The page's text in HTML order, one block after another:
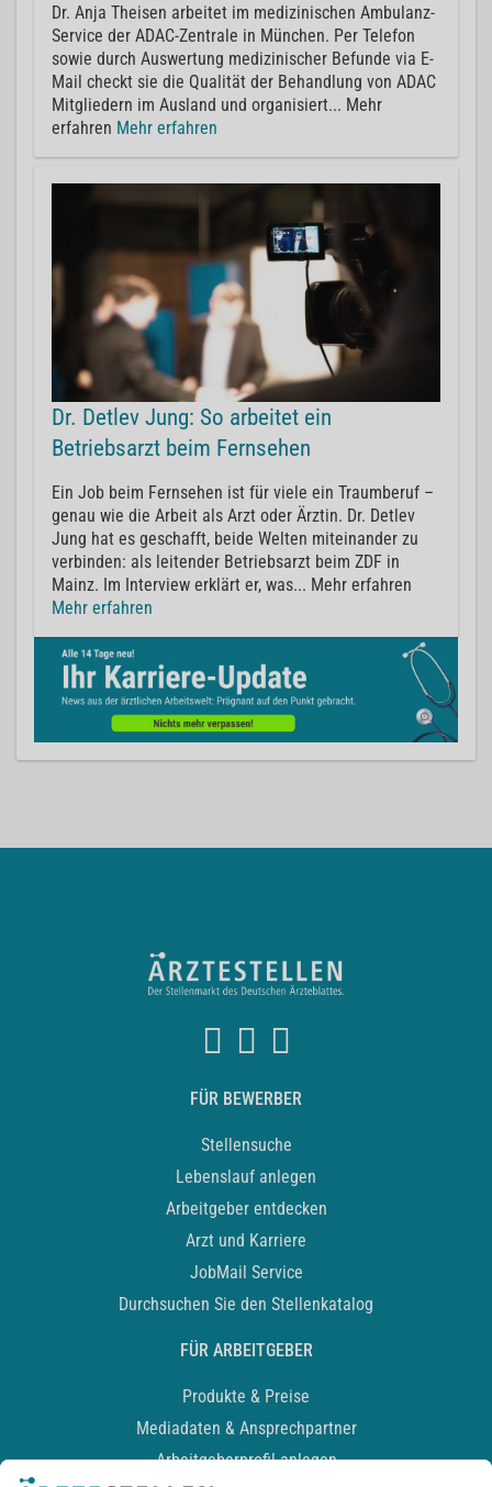
Dr. Anja Theisen arbeitet im medizinischen Ambulanz-
Service der ADAC-Zentrale in München. Per Telefon
sowie durch Auswertung medizinischer Befunde via E-
Mail checkt sie die Qualität der Behandlung von ADAC
Mitgliedern im Ausland und organisiert... Mehr
erfahren Mehr erfahren
Dr. Detlev Jung: So arbeitet ein
Betriebsarzt beim Fernsehen
Ein Job beim Fernsehen ist für viele ein Traumberuf –
genau wie die Arbeit als Arzt oder Ärztin. Dr. Detlev
Jung hat es geschafft, beide Welten miteinander zu
verbinden: als leitender Betriebsarzt beim ZDF in
Mainz. Im Interview erklärt er, was... Mehr erfahren
Mehr erfahren
FÜR BEWERBER
Stellensuche
Lebenslauf anlegen
Arbeitgeber entdecken
Arzt und Karriere
JobMail Service
Durchsuchen Sie den Stellenkatalog
FÜR ARBEITGEBER
Produkte & Preise
Mediadaten & Ansprechpartner
Arbeitgeberprofil anlegen